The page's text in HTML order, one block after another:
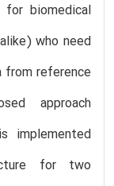
biomedical
who need
reference
approach
implemented
for two